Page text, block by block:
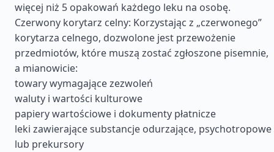
więcej niż 5 opakowań każdego leku na osobę.
Czerwony korytarz celny: Korzystając z „czerwonego”
korytarza celnego, dozwolone jest przewożenie
przedmiotów, które muszą zostać zgłoszone pisemnie,
a mianowicie:
towary wymagające zezwoleń
waluty i wartości kulturowe
papiery wartościowe i dokumenty płatnicze
leki zawierające substancje odurzające, psychotropowe
lub prekursory